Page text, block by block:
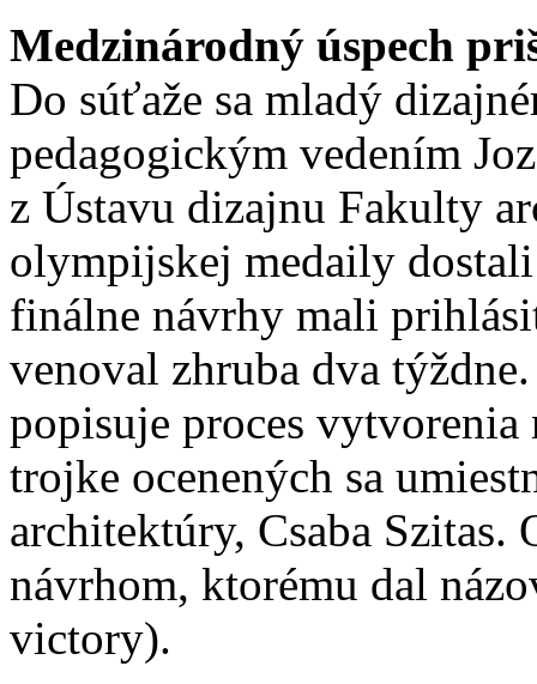
Medzinárodný úspech
Do súťaže sa mladý
pedagogickým vedením
z Ústavu dizajnu Fakulty
olympijskej medaily
finálne návrhy mali
venoval zhruba dva
popisuje proces
trojke ocenených sa
architektúry, Csaba
návrhom, ktorému dal
victory).